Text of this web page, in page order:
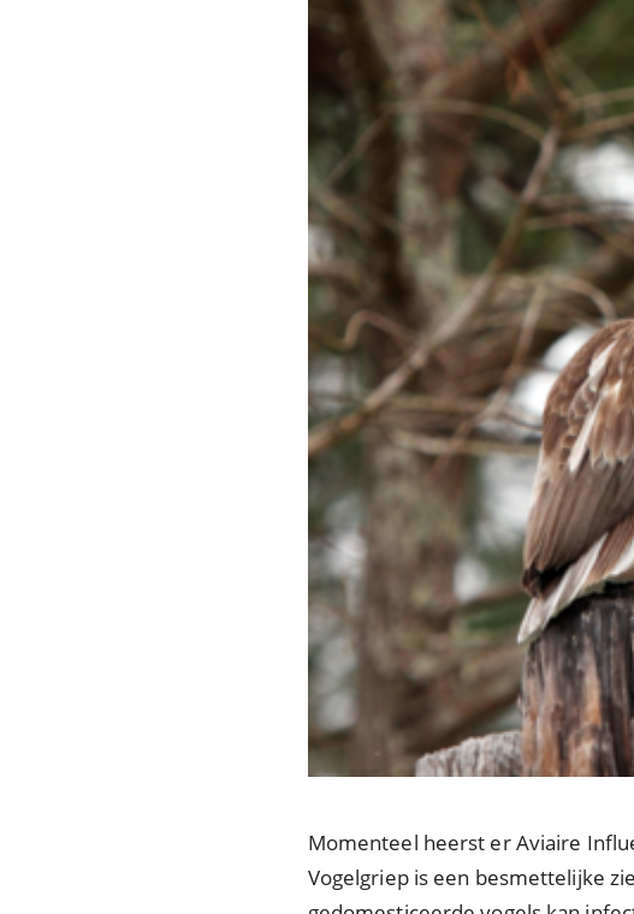
Momenteel heerst er Aviaire
Vogelgriep is een besmettelijke